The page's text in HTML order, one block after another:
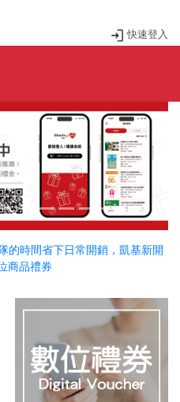
快速登入
Next
的時間省下日常開銷，凱基新開
商品禮券